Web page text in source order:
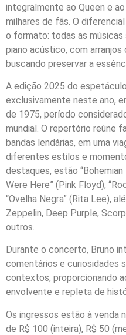
integralmente ao Queen e
milhares de fãs. O
o formato: todas as músicas
piano acústico, com
buscando preservar a
A edição 2025 do
exclusivamente neste ano,
de 1975, período
mundial. O repertório reúne
bandas lendárias, em uma
diferentes estilos e
destaques, estão “Bohemian
Were Here” (Pink Floyd),
“Ovelha Negra” (Rita Lee),
Zeppelin, Deep Purple,
outros.
Durante o concerto, Bruno
comentários e curiosidades
contextos, proporcionando
envolvente e repleta de
Os ingressos estão à venda
de R$ 100 (inteira), R$ 50